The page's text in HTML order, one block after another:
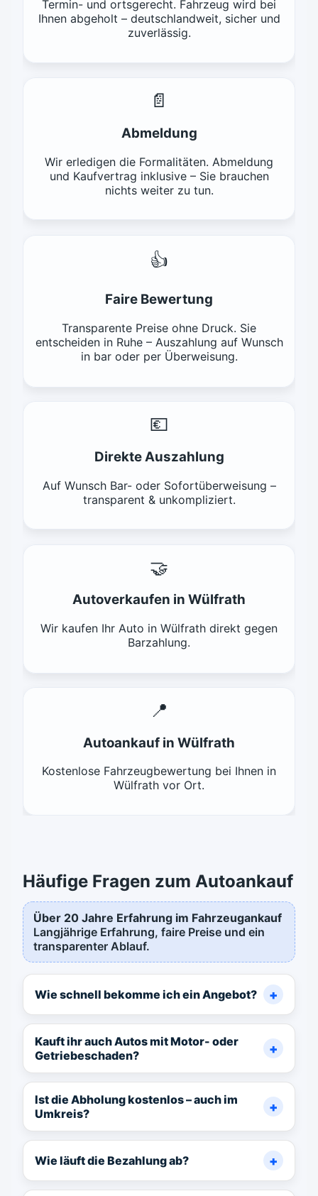
Termin- und ortsgerecht. Fahrzeug wird bei
Ihnen abgeholt – deutschlandweit, sicher und
zuverlässig.
📄
Abmeldung
Wir erledigen die Formalitäten. Abmeldung
und Kaufvertrag inklusive – Sie brauchen
nichts weiter zu tun.
👍
Faire Bewertung
Transparente Preise ohne Druck. Sie
entscheiden in Ruhe – Auszahlung auf Wunsch
in bar oder per Überweisung.
💶
Direkte Auszahlung
Auf Wunsch Bar- oder Sofortüberweisung –
transparent & unkompliziert.
🤝
Autoverkaufen in Wülfrath
Wir kaufen Ihr Auto in Wülfrath direkt gegen
Barzahlung.
📍
Autoankauf in Wülfrath
Kostenlose Fahrzeugbewertung bei Ihnen in
Wülfrath vor Ort.
Häufige Fragen zum Autoankauf
Über 20 Jahre Erfahrung im Fahrzeugankauf
Langjährige Erfahrung, faire Preise und ein
transparenter Ablauf.
Wie schnell bekomme ich ein Angebot?
Kauft ihr auch Autos mit Motor- oder
Getriebeschaden?
Ist die Abholung kostenlos – auch im
Umkreis?
Wie läuft die Bezahlung ab?